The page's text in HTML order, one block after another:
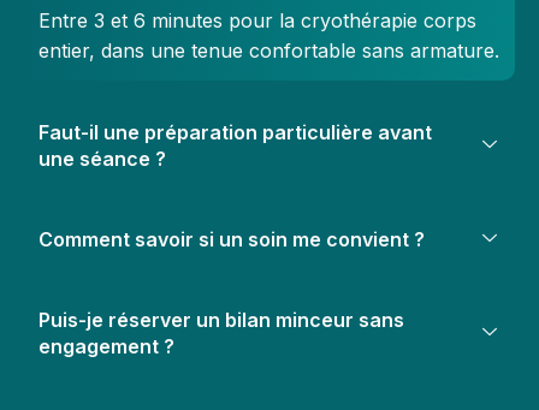
Entre 3 et 6 minutes pour la cryothérapie corps
entier, dans une tenue confortable sans armature.
Faut-il une préparation particulière avant
une séance ?
Comment savoir si un soin me convient ?
Puis-je réserver un bilan minceur sans
engagement ?